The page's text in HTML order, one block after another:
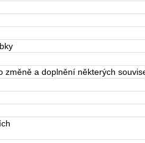
a doplnění některých